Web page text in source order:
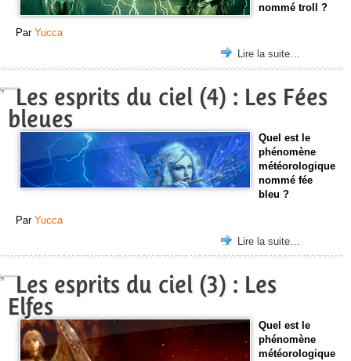
nommé troll ?
Par Yucca
Lire la suite…
Les esprits du ciel (4) : Les Fées
bleues
Quel est le
phénomène
météorologique
nommé fée
bleu ?
Par Yucca
Lire la suite…
Les esprits du ciel (3) : Les
Elfes
Quel est le
phénomène
météorologique